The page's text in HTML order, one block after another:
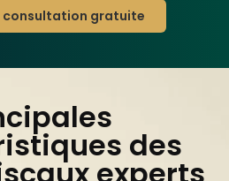
consultation gratuite
des